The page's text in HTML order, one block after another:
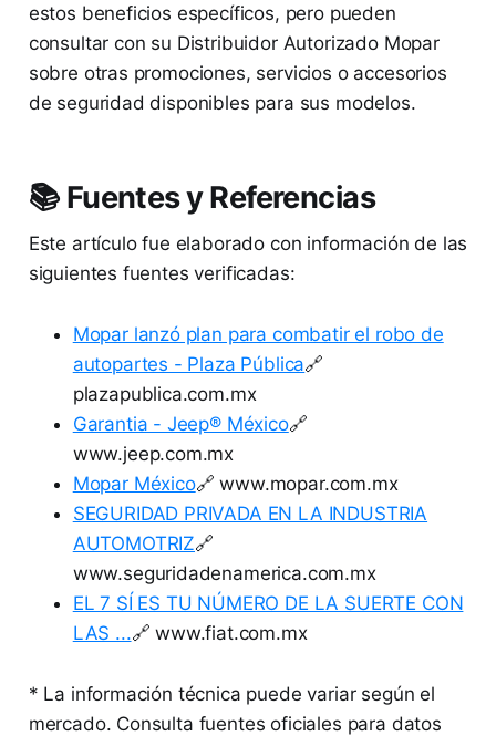
estos beneficios específicos, pero pueden
consultar con su Distribuidor Autorizado Mopar
sobre otras promociones, servicios o accesorios
de seguridad disponibles para sus modelos.
📚 Fuentes y Referencias
Este artículo fue elaborado con información de las
siguientes fuentes verificadas:
Mopar lanzó plan para combatir el robo de
autopartes - Plaza Pública🔗
plazapublica.com.mx
Garantia - Jeep® México🔗
www.jeep.com.mx
Mopar México🔗 www.mopar.com.mx
SEGURIDAD PRIVADA EN LA INDUSTRIA
AUTOMOTRIZ🔗
www.seguridadenamerica.com.mx
EL 7 SÍ ES TU NÚMERO DE LA SUERTE CON
LAS ...🔗 www.fiat.com.mx
* La información técnica puede variar según el
mercado. Consulta fuentes oficiales para datos